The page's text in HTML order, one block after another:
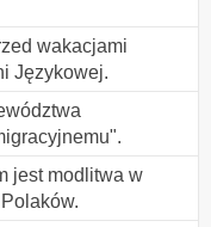
wakacjami
Językowej.
jest modlitwa w